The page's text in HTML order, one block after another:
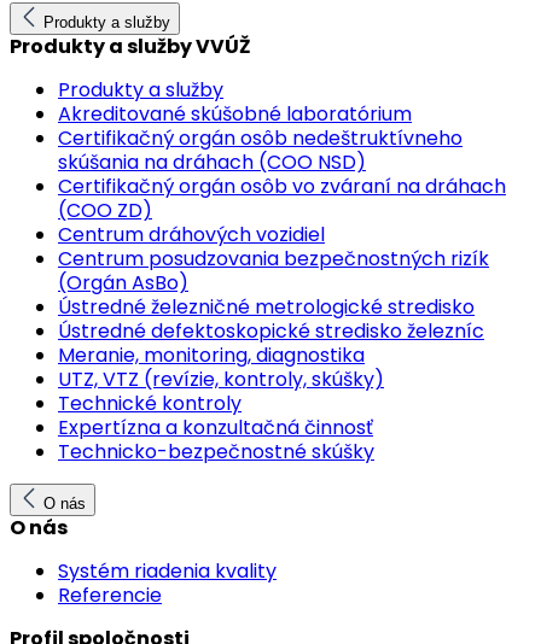
Produkty a služby
Produkty a služby VVÚŽ
Produkty a služby
Akreditované skúšobné laboratórium
Certifikačný orgán osôb nedeštruktívneho
skúšania na dráhach (COO NSD)
Certifikačný orgán osôb vo zváraní na dráhach
(COO ZD)
Centrum dráhových vozidiel
Centrum posudzovania bezpečnostných rizík
(Orgán AsBo)
Ústredné železničné metrologické stredisko
Ústredné defektoskopické stredisko železníc
Meranie, monitoring, diagnostika
UTZ, VTZ (revízie, kontroly, skúšky)
Technické kontroly
Expertízna a konzultačná činnosť
Technicko-bezpečnostné skúšky
O nás
O nás
Systém riadenia kvality
Referencie